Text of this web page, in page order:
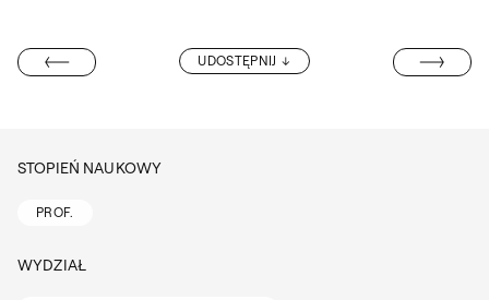
UDOSTĘPNIJ
KARŁOWSKA
MACIEJ
STOPIEŃ NAUKOWY
PROF.
WYDZIAŁ